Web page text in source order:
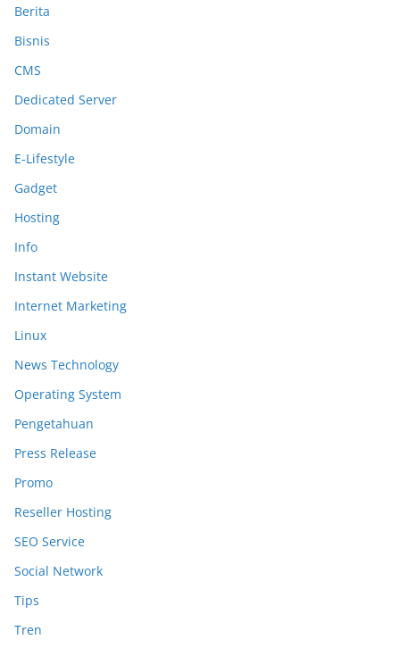
Berita
Bisnis
CMS
Dedicated Server
Domain
E-Lifestyle
Gadget
Hosting
Info
Instant Website
Internet Marketing
Linux
News Technology
Operating System
Pengetahuan
Press Release
Promo
Reseller Hosting
SEO Service
Social Network
Tips
Tren